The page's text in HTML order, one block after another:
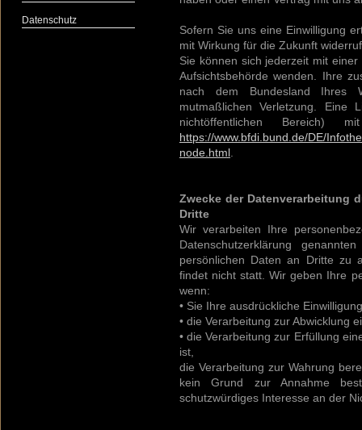
Datenschutz
Sofern Sie uns eine Einwilligung
mit Wirkung für die Zukunft
Sie können sich jederzeit mit
Aufsichtsbehörde wenden. Ihre
nach dem Bundesland Ihres
mutmaßlichen Verletzung. Eine
nichtöffentlichen Bereich)
https://www.bfdi.bund.de/DE/
node.html
Zwecke der Datenverarbeitung
Dritte
Wir verarbeiten Ihre
Datenschutzerklärung
persönlichen Daten an Dritte zu
findet nicht statt. Wir geben Ihre
wenn:
• Sie Ihre ausdrückliche
• die Verarbeitung zur Abwicklung
• die Verarbeitung zur Erfüllung
ist,
die Verarbeitung zur Wahrung
kein Grund zur Annahme
schutzwürdiges Interesse an der